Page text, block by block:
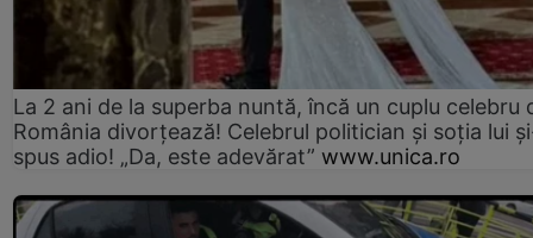
La 2 ani de la superba nuntă, încă un cuplu celebru
România divorțează! Celebrul politician și soția lui
spus adio! „Da, este adevărat” www.unica.ro